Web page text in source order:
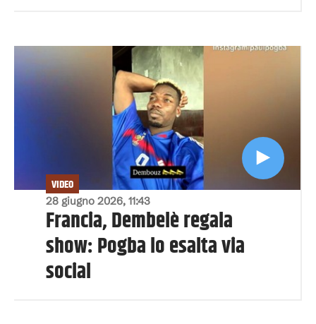
28 giugno 2026, 11:43
VIDEO
Francia, Dembelè regala
show: Pogba lo esalta via
social